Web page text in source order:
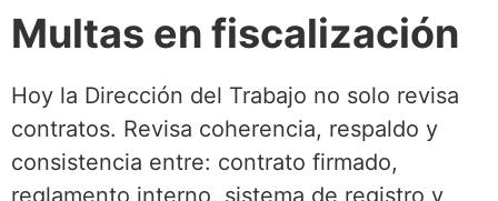
Multas en fiscalización
Hoy la Dirección del Trabajo no solo revisa
contratos. Revisa coherencia, respaldo y
consistencia entre: contrato firmado,